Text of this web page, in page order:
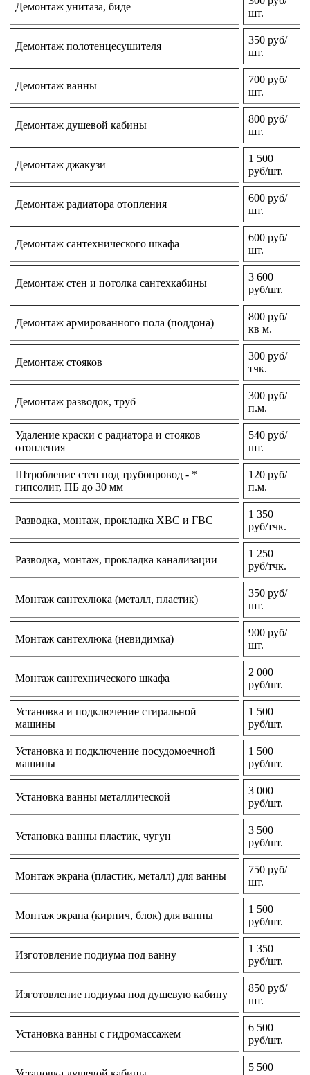
Демонтаж унитаза, биде
шт.
Демонтаж полотенцесушителя
350 руб/
шт.
Демонтаж ванны
700 руб/
шт.
Демонтаж душевой кабины
800 руб/
шт.
Демонтаж джакузи
1 500
руб/шт.
Демонтаж радиатора отопления
600 руб/
шт.
Демонтаж сантехнического шкафа
600 руб/
шт.
Демонтаж стен и потолка сантехкабины
3 600
руб/шт.
Демонтаж армированного пола (поддона)
800 руб/
кв м.
Демонтаж стояков
300 руб/
тчк.
Демонтаж разводок, труб
300 руб/
п.м.
Удаление краски с радиатора и стояков
отопления
540 руб/
шт.
Штробление стен под трубопровод - *
гипсолит, ПБ до 30 мм
120 руб/
п.м.
Разводка, монтаж, прокладка ХВС и ГВС
1 350
руб/тчк.
Разводка, монтаж, прокладка канализации
1 250
руб/тчк.
Монтаж сантехлюка (металл, пластик)
350 руб/
шт.
Монтаж сантехлюка (невидимка)
900 руб/
шт.
Монтаж сантехнического шкафа
2 000
руб/шт.
Установка и подключение стиральной
машины
1 500
руб/шт.
Установка и подключение посудомоечной
машины
1 500
руб/шт.
Установка ванны металлической
3 000
руб/шт.
Установка ванны пластик, чугун
3 500
руб/шт.
Монтаж экрана (пластик, металл) для ванны
750 руб/
шт.
Монтаж экрана (кирпич, блок) для ванны
1 500
руб/шт.
Изготовление подиума под ванну
1 350
руб/шт.
Изготовление подиума под душевую кабину
850 руб/
шт.
Установка ванны с гидромассажем
6 500
руб/шт.
5 500